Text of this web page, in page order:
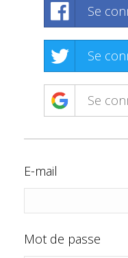
Se
Se
Se
E-mail
Mot de passe